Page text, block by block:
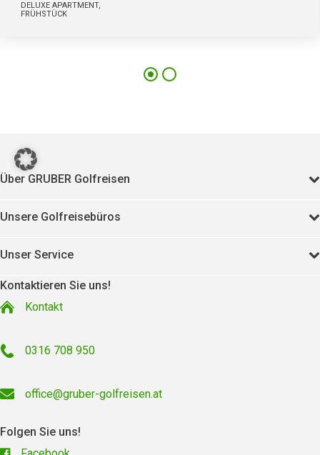
DELUXE APARTMENT,
FRÜHSTÜCK
Über GRUBER Golfreisen
Unsere Golfreisebüros
Unser Service
Kontaktieren Sie uns!
Kontakt
0316 708 950
office@gruber-golfreisen.at
Folgen Sie uns!